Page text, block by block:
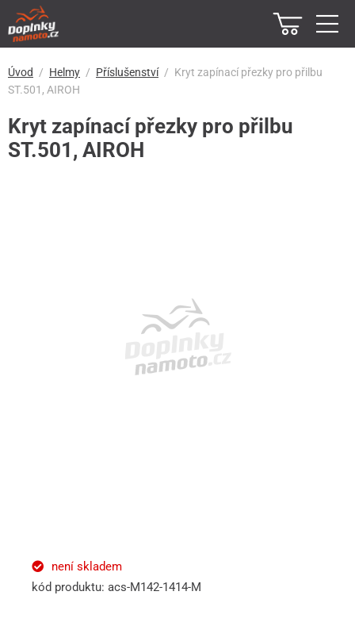
Úvod Helmy Příslušenství
Kryt zapínací přezky pro přilbu
ST.501, AIROH
Kryt zapínací přezky pro přilbu
ST.501, AIROH
není skladem
kód produktu: acs-M142-1414-M